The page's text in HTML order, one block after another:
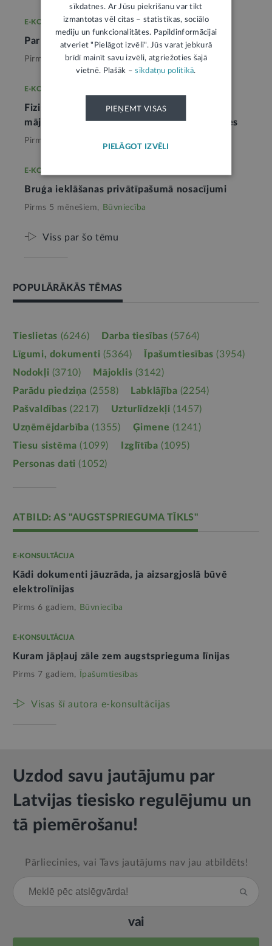
E-KONSULTĀCIJA
Par nojumes būvniecību kopīpašumā
Pirms 2 mēnešiem, Būvniecība
E-KONSULTĀCIJA
Fiziskās personas tiesības būvēt dzīvojamo
māju bez obligātas būvkomersanta piesaistes
Pirms 2 mēnešiem, Būvniecība
E-KONSULTĀCIJA
Bruģa ieklāšanas privātīpašumā nosacījumi
Pirms 5 mēnešiem, Būvniecība
Viss par šo tēmu
POPULĀRĀKĀS TĒMAS
Tieslietas (6246) Darba tiesības (5764)
Līgumi, dokumenti (5364) Īpašumtiesības (3954)
Nodokļi (3710) Mājoklis (3142)
Parādu piedziņa (2558) Labklājība (2254)
Pašvaldības (2217) Uzturlīdzekļi (1457)
Uzņēmējdarbība (1355) Ģimene (1241)
Tiesu sistēma (1099) Izglītība (1095)
Personas dati (1052)
ATBILD: AS "AUGSTSPRIEGUMA TĪKLS"
E-KONSULTĀCIJA
Kādi dokumenti jāuzrāda, ja aizsargjoslā būvē
elektrolīnijas
Pirms 6 gadiem, Būvniecība
E-KONSULTĀCIJA
Kuram jāpļauj zāle zem augstsprieguma līnijas
Pirms 7 gadiem, Īpašumtiesības
Visas šī autora e-konsultācijas
Uzdod savu jautājumu par
Latvijas tiesisko regulējumu un
tā piemērošanu!
Pārliecinies, vai Tavs jautājums nav jau atbildēts!
vai
sīkdatnes. Ar Jūsu piekrišanu var tikt
izmantotas vēl citas – statistikas, sociālo
mediju un funkcionalitātes. Papildinformācijai
atveriet "Pielāgot izvēli". Jūs varat jebkurā
brīdī mainīt savu izvēli, atgriežoties šajā
vietnē. Plašāk –sīkdatņu politikā.
PIEŅEMT VISAS
PIELĀGOT IZVĒLI